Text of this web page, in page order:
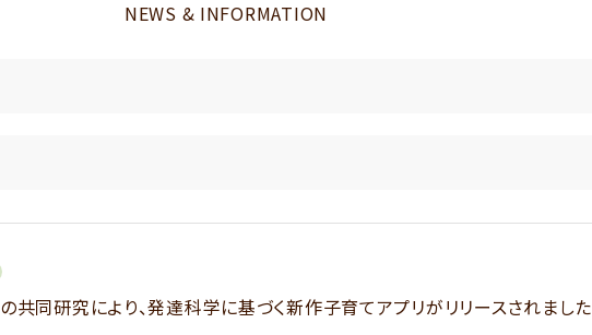
NEWS & INFORMATION
共同研究により、発達科学に基づく新作子育てアプリがリリースされました